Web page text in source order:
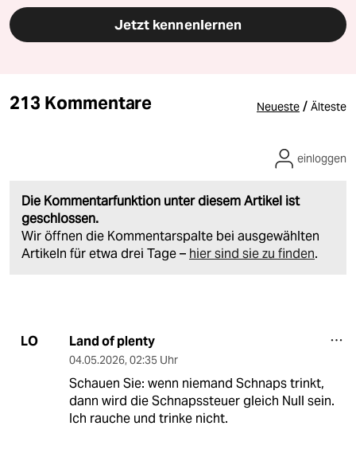
Jetzt kennenlernen
213 Kommentare Neueste / Älteste
Die Kommentarfunktion unter diesem Artikel ist
geschlossen.
Wir öffnen die Kommentarspalte bei ausgewählten
Artikeln für etwa drei Tage – hier sind sie zu finden.
einloggen
LO Land of plenty
04.05.2026, 02:35 Uhr
Schauen Sie: wenn niemand Schnaps trinkt,
dann wird die Schnapssteuer gleich Null sein.
Ich rauche und trinke nicht.